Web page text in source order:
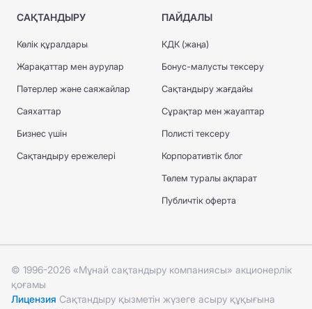
САҚТАНДЫРУ
Көлік құралдары
Жарақаттар мен аурулар
Пәтерлер және саяжайлар
Саяхаттар
Бизнес үшін
Сақтандыру ережелері
ПАЙДАЛЫ
КДК (жаңа)
Бонус-малусты тексеру
Сақтандыру жағдайы
Сұрақтар мен жауаптар
Полисті тексеру
Корпоративтік блог
Төлем туралы ақпарат
Публичтік оферта
© 1996-2026 «Мұнай сақтандыру компаниясы» акционерлік
қоғамы
Лицензия Сақтандыру қызметін жүзеге асыру құқығына